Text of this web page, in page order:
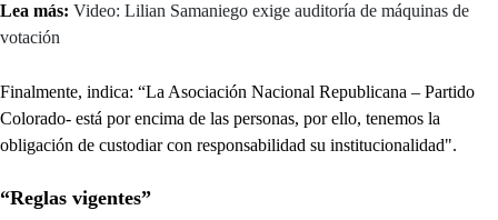
Lea más: Video: Lilian Samaniego exige auditoría de máquinas de
votación
Finalmente, indica: “La Asociación Nacional Republicana – Partido
Colorado- está por encima de las personas, por ello, tenemos la
obligación de custodiar con responsabilidad su institucionalidad".
“Reglas vigentes”